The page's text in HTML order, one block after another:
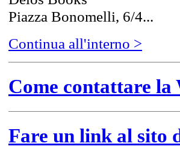
Piazza Bonomelli, 6/4...
Continua all'interno >
Come contattare
Fare un link al sito